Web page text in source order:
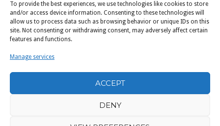
To provide the best experiences, we use technologies like cookies to store
and/or access device information. Consenting to these technologies will
allow us to process data such as browsing behavior or unique IDs on this
site. Not consenting or withdrawing consent, may adversely affect certain
features and functions.
Manage services
ACCEPT
DENY
LINK-URI UTILE
ISJ Prahova
Ministerul Educatiei
U.A.P.
Filarmonica „Paul Constantinescu” Ploiești